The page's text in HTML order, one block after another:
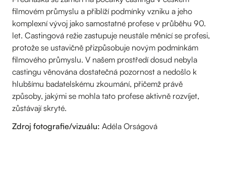
filmovém průmyslu a přiblíží podmínky vzniku a jeho
komplexní vývoj jako samostatné profese v průběhu 90.
let. Castingová režie zastupuje neustále měnící se profesi,
protože se ustavičně přizpůsobuje novým podmínkám
filmového průmyslu. V našem prostředí dosud nebyla
castingu věnována dostatečná pozornost a nedošlo k
hlubšímu badatelskému zkoumání, přičemž právě
způsoby, jakými se mohla tato profese aktivně rozvíjet,
zůstávají skryté.
Zdroj fotografie/vizuálu: Adéla Orságová